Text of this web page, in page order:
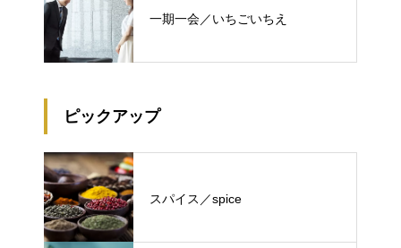
一期一会／いちごいちえ
ピックアップ
スパイス／spice